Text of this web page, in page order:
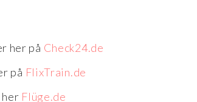
her på Check24.de
på FlixTrain.de
Flüge.de